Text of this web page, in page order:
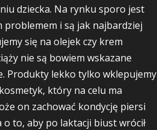
dziecka. Na rynku sporo jest
i są jak najbardziej
się na olejek czy krem
nie są bowiem wskazane
Produkty lekko tylko wklepujemy
który na celu ma
on zachować kondycję piersi
to, aby po laktacji biust wrócił